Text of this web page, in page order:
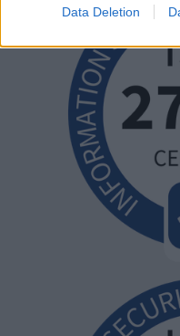
Data Deletion